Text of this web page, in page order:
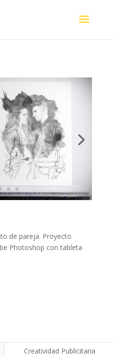
de pareja. Proyecto
Photoshop con tableta
Creatividad Publicitaria